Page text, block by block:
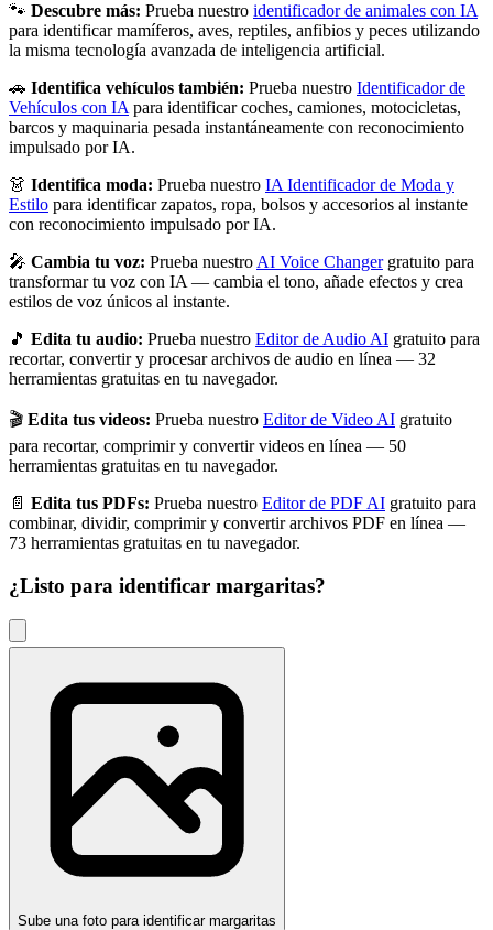
🐾 Descubre más: Prueba nuestro identificador de animales con IA
para identificar mamíferos, aves, reptiles, anfibios y peces utilizando
la misma tecnología avanzada de inteligencia artificial.
🚗 Identifica vehículos también: Prueba nuestro Identificador de
Vehículos con IA para identificar coches, camiones, motocicletas,
barcos y maquinaria pesada instantáneamente con reconocimiento
impulsado por IA.
👗 Identifica moda: Prueba nuestro IA Identificador de Moda y
Estilo para identificar zapatos, ropa, bolsos y accesorios al instante
con reconocimiento impulsado por IA.
🎤 Cambia tu voz: Prueba nuestro AI Voice Changer gratuito para
transformar tu voz con IA — cambia el tono, añade efectos y crea
estilos de voz únicos al instante.
🎵 Edita tu audio: Prueba nuestro Editor de Audio AI gratuito para
recortar, convertir y procesar archivos de audio en línea — 32
herramientas gratuitas en tu navegador.
🎬 Edita tus videos: Prueba nuestro Editor de Video AI gratuito
para recortar, comprimir y convertir videos en línea — 50
herramientas gratuitas en tu navegador.
📄 Edita tus PDFs: Prueba nuestro Editor de PDF AI gratuito para
combinar, dividir, comprimir y convertir archivos PDF en línea —
73 herramientas gratuitas en tu navegador.
¿Listo para identificar margaritas?
Sube una foto para identificar margaritas